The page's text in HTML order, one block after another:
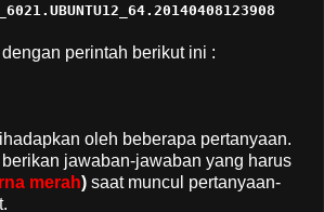
perintah berikut ini :
oleh beberapa pertanyaan.
jawaban-jawaban yang harus
merah) saat muncul pertanyaan-
.